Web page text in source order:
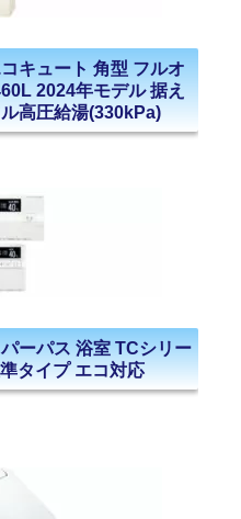
キュート 角型 フルオ
2024年モデル 据え
高圧給湯(330kPa)
ーパス 浴室 TCシリー
タイプ エコ対応